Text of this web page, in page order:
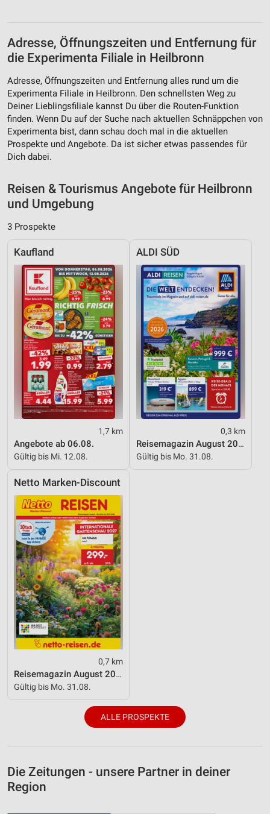
Adresse, Öffnungszeiten und Entfernung für
die Experimenta Filiale in Heilbronn
Adresse, Öffnungszeiten und Entfernung alles rund um die
Experimenta Filiale in Heilbronn. Den schnellsten Weg zu
Deiner Lieblingsfiliale kannst Du über die Routen-Funktion
finden. Wenn Du auf der Suche nach aktuellen Schnäppchen von
Experimenta bist, dann schau doch mal in die aktuellen
Prospekte und Angebote. Da ist sicher etwas passendes für
Dich dabei.
Reisen & Tourismus Angebote für Heilbronn
und Umgebung
3 Prospekte
Kaufland
1,7 km
Angebote ab 06.08.
Gültig bis Mi. 12.08.
ALDI SÜD
0,3 km
Reisemagazin August 2026
Gültig bis Mo. 31.08.
Netto Marken-Discount
0,7 km
Reisemagazin August 2026
Gültig bis Mo. 31.08.
ALLE PROSPEKTE
Die Zeitungen - unsere Partner in deiner
Region
Verwendung von Profilen zur Auswahl
personalisierter Inhalte
Messung der Performance von Inhalten
Analyse von Zielgruppen durch Statistiken oder
Kombinationen von Daten aus verschiedenen
Quellen
Verwendung reduzierter Daten zur Auswahl von
Inhalten
IAB-Besonderheiten:
Geräte anhand von aktiv angeforderten
Informationen identifizieren
Nicht-IAB-Verarbeitungszwecke:
Notwendig
Performance
Funktional
Werbung